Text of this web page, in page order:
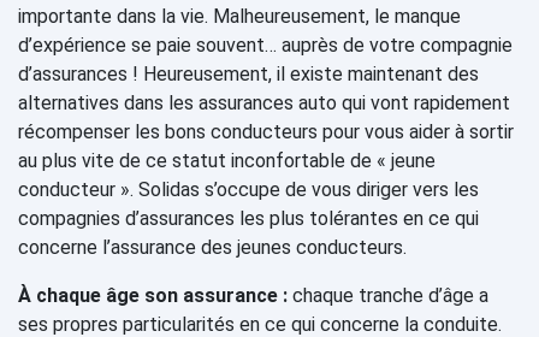
importante dans la vie. Malheureusement, le manque
d’expérience se paie souvent… auprès de votre compagnie
d’assurances ! Heureusement, il existe maintenant des
alternatives dans les assurances auto qui vont rapidement
récompenser les bons conducteurs pour vous aider à sortir
au plus vite de ce statut inconfortable de « jeune
conducteur ». Solidas s’occupe de vous diriger vers les
compagnies d’assurances les plus tolérantes en ce qui
concerne l’assurance des jeunes conducteurs.
À chaque âge son assurance : chaque tranche d’âge a
ses propres particularités en ce qui concerne la conduite.